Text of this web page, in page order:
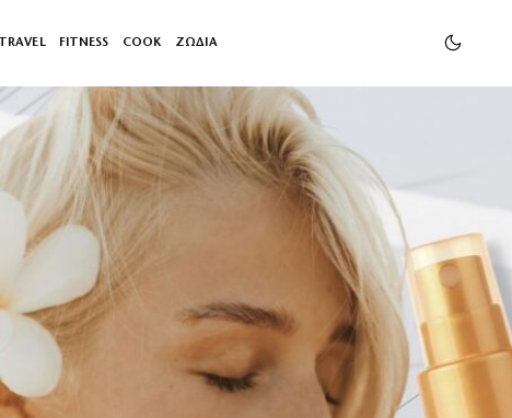
TRAVEL FITNESS COOK ΖΩΔΙΑ